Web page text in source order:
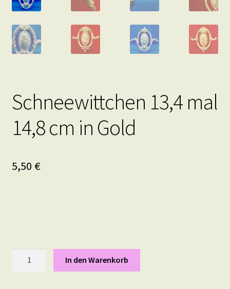
Schneewittchen 13,4 mal
14,8 cm in Gold
5,50 €
In den Warenkorb